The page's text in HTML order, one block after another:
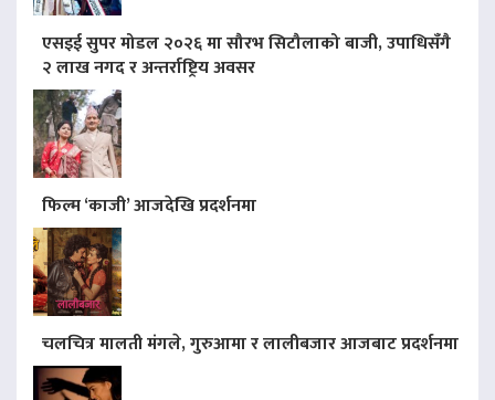
एसइई सुपर मोडल २०२६ मा सौरभ सिटौलाको बाजी, उपाधिसँगै
२ लाख नगद र अन्तर्राष्ट्रिय अवसर
फिल्म ‘काजी’ आजदेखि प्रदर्शनमा
चलचित्र मालती मंगले, गुरुआमा र लालीबजार आजबाट प्रदर्शनमा